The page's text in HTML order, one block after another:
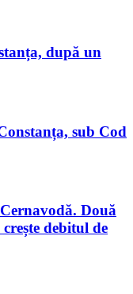
după un
sub Cod
Două
debitul de